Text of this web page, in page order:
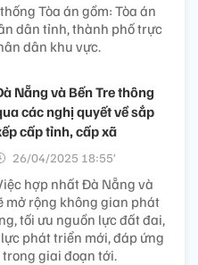
Tòa án gồm: Tòa án
dân tỉnh, thành phố trực
dân khu vực.
Nẵng và Bến Tre thông
các nghị quyết về sắp
cấp tỉnh, cấp xã
26/04/2025 18:55’
hợp nhất Đà Nẵng và
mở rộng không gian phát
tối ưu nguồn lực đất đai,
phát triển mới, đáp ứng
giai đoạn tới.